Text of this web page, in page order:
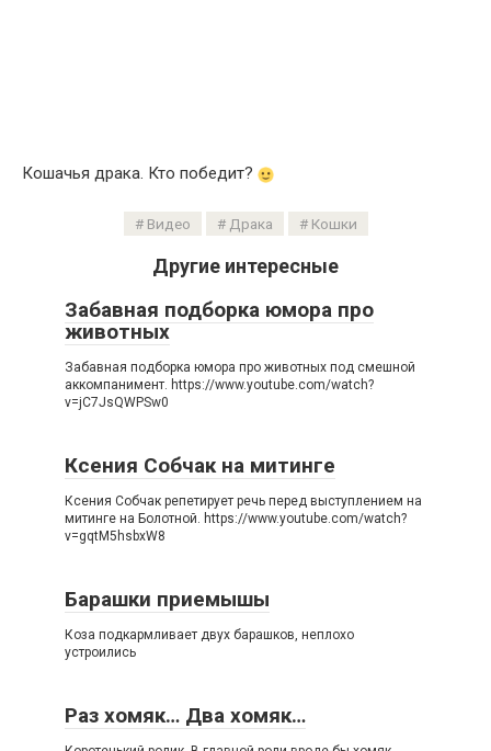
Кошачья драка. Кто победит?
Видео Драка Кошки
Другие интересные
Забавная подборка юмора про
животных
Забавная подборка юмора про животных под смешной
аккомпанимент. https://www.youtube.com/watch?
v=jC7JsQWPSw0
Ксения Собчак на митинге
Ксения Собчак репетирует речь перед выступлением на
митинге на Болотной. https://www.youtube.com/watch?
v=gqtM5hsbxW8
Барашки приемышы
Коза подкармливает двух барашков, неплохо
устроились
Раз хомяк… Два хомяк…